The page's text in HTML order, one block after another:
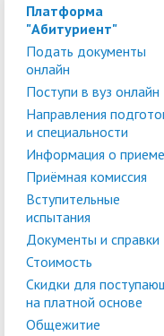
Платформа
"Абитуриент"
Подать документы
онлайн
Поступи в вуз онлайн
Направления
и специальности
Информация о приеме
Приёмная комиссия
Вступительные
испытания
Документы и справки
Стоимость
Скидки для
на платной основе
Общежитие